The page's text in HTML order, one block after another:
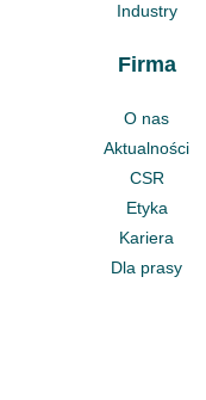
Industry
Firma
O nas
Aktualności
CSR
Etyka
Kariera
Dla prasy